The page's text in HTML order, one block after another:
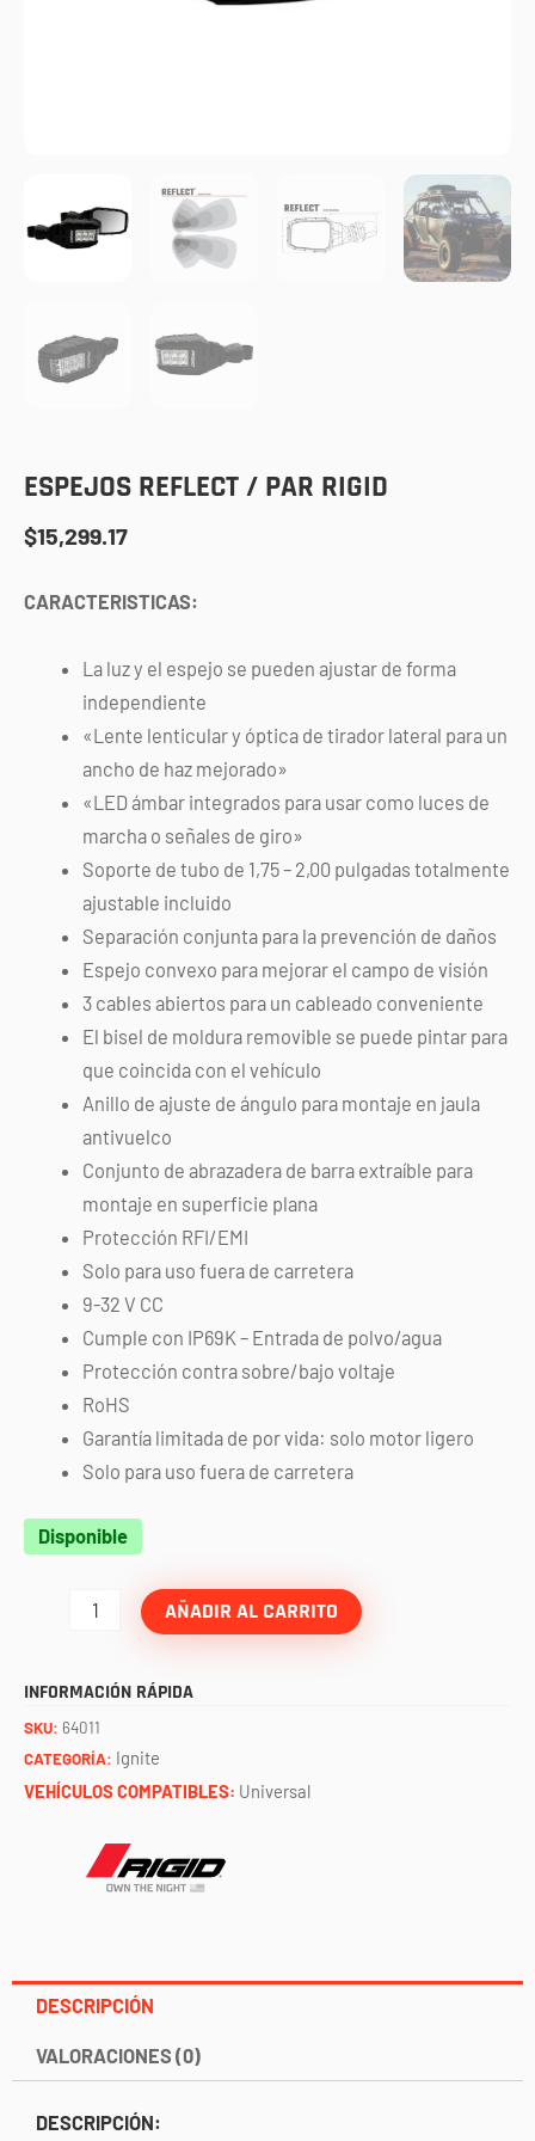
ESPEJOS REFLECT / PAR RIGID
$15,299.17
CARACTERISTICAS:
La luz y el espejo se pueden ajustar de forma
independiente
«Lente lenticular y óptica de tirador lateral para un
ancho de haz mejorado»
«LED ámbar integrados para usar como luces de
marcha o señales de giro»
Soporte de tubo de 1,75 – 2,00 pulgadas totalmente
ajustable incluido
Separación conjunta para la prevención de daños
Espejo convexo para mejorar el campo de visión
3 cables abiertos para un cableado conveniente
El bisel de moldura removible se puede pintar para
que coincida con el vehículo
Anillo de ajuste de ángulo para montaje en jaula
antivuelco
Conjunto de abrazadera de barra extraíble para
montaje en superficie plana
Protección RFI/EMI
Solo para uso fuera de carretera
9-32 V CC
Cumple con IP69K – Entrada de polvo/agua
Protección contra sobre/bajo voltaje
RoHS
Garantía limitada de por vida: solo motor ligero
Solo para uso fuera de carretera
Disponible
Espejos
AÑADIR AL CARRITO
INFORMACIÓN RÁPIDA
SKU: 64011
CATEGORÍA: Ignite
VEHÍCULOS COMPATIBLES: Universal
DESCRIPCIÓN
VALORACIONES (0)
DESCRIPCIÓN: